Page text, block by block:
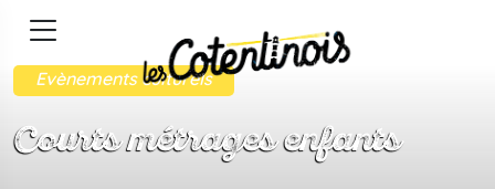
Evènements culturels
Courts métrages enfants